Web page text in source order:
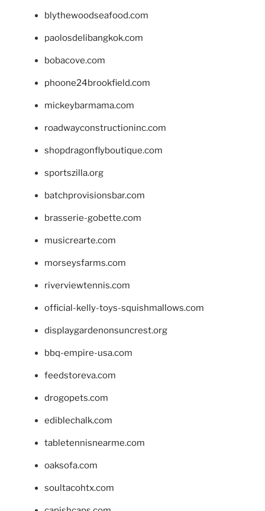
blythewoodseafood.com
paolosdelibangkok.com
bobacove.com
phoone24brookfield.com
mickeybarmama.com
roadwayconstructioninc.com
shopdragonflyboutique.com
sportszilla.org
batchprovisionsbar.com
brasserie-gobette.com
musicrearte.com
morseysfarms.com
riverviewtennis.com
official-kelly-toys-squishmallows.com
displaygardenonsuncrest.org
bbq-empire-usa.com
feedstoreva.com
drogopets.com
ediblechalk.com
tabletennisnearme.com
oaksofa.com
soultacohtx.com